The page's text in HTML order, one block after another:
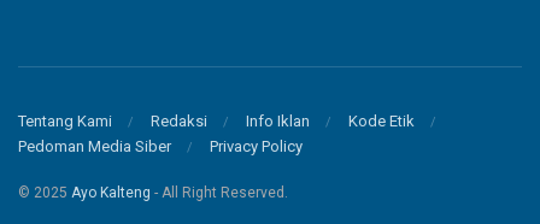
Tentang Kami Redaksi Info Iklan
Kode Etik
Pedoman Media Siber
Privacy Policy
© 2025 Ayo Kalteng - All Right Reserved.